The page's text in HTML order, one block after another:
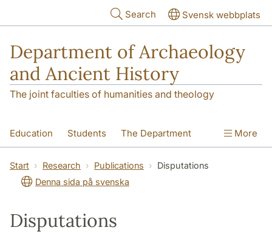
Search Svensk webbplats
Department of Archaeology
and Ancient History
The joint faculties of humanities and theology
Education Students The Department
Research Contact
More
Start Research Publications
Disputations
Denna sida på svenska
Disputations